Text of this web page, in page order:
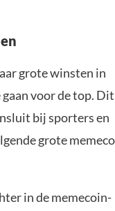
grote winsten in
voor de top.
bij sporters en
grote
in de memecoin-